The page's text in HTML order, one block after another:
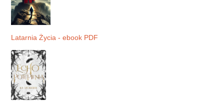
Latarnia Życia - ebook PDF